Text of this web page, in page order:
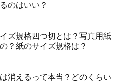
のはいい？
ズ規格四つ切とは？写真用紙
？紙のサイズ規格は？
消えるって本当？どのくらい